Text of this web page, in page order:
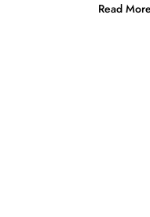
Read More